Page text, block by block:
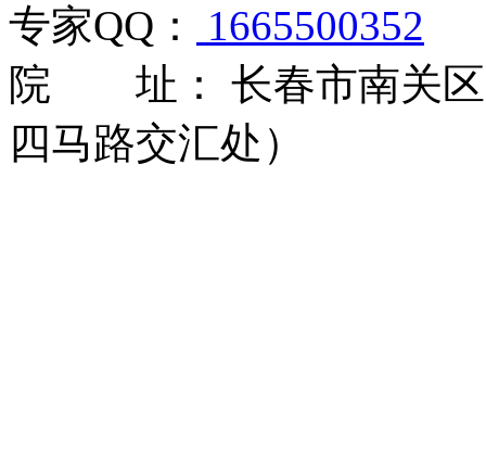
专家QQ：
1665500352
院 址： 长春市南关区
四马路交汇处）